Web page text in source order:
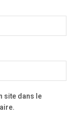
site dans le